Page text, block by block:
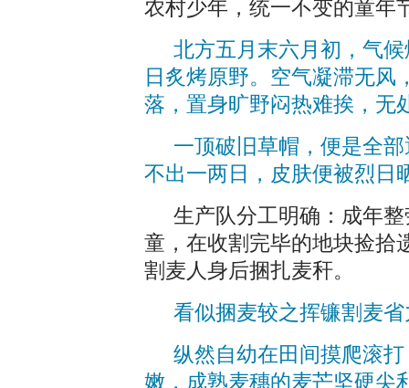
农村少年，统一不变的童年
北方五月末六月初，气
日炙烤原野。空气凝滞无风
落，置身旷野闷热难挨，无
一顶破旧草帽，便是全
不出一两日，皮肤便被烈日
生产队分工明确：成年
童，在收割完毕的地块捡拾
割麦人身后捆扎麦秆。
看似捆麦较之挥镰割麦
纵然自幼在田间摸爬滚
嫩，成熟麦穗的麦芒坚硬尖